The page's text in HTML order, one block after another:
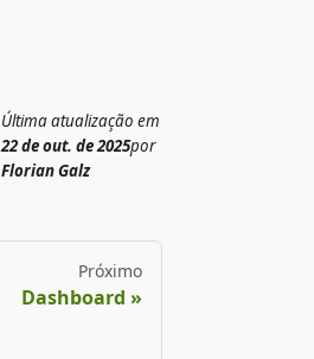
Última atualização em
22 de out. de 2025por
Florian Galz
Próximo
Dashboard